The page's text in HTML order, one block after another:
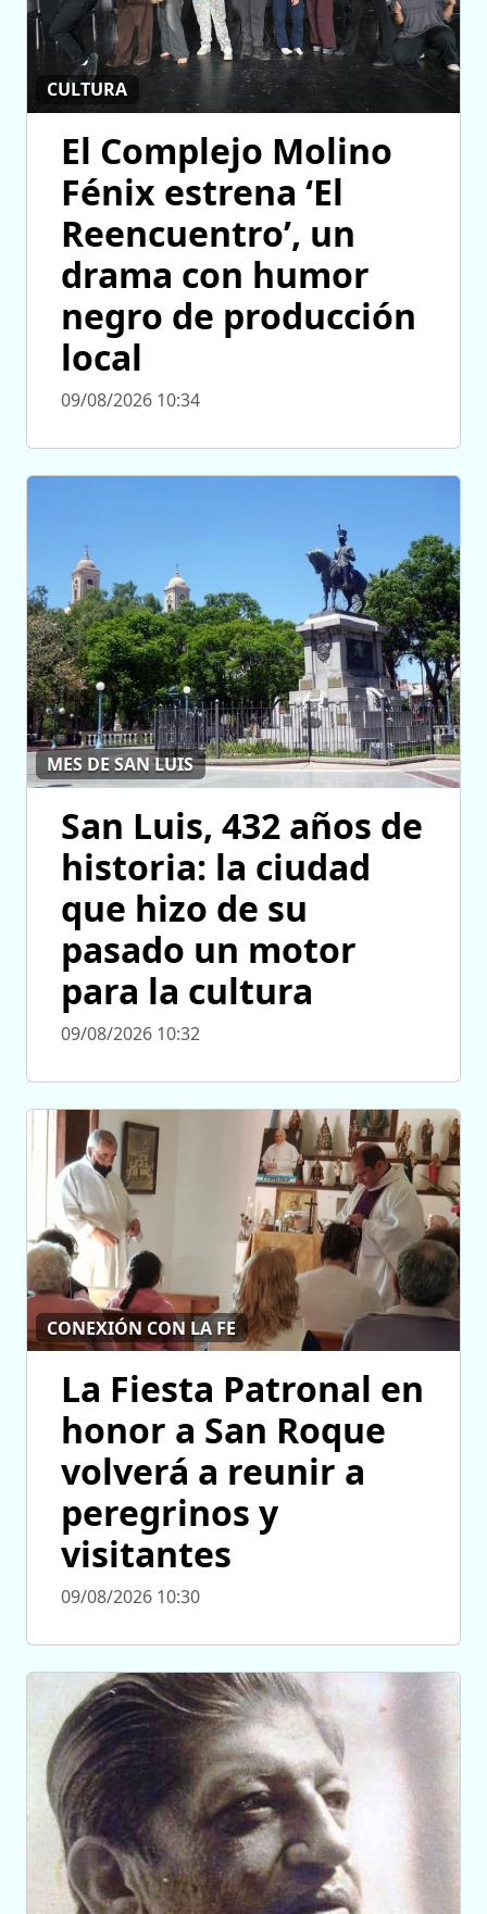
CULTURA
El Complejo Molino
Fénix estrena ‘El
Reencuentro’, un
drama con humor
negro de producción
local
09/08/2026 10:34
MES DE SAN LUIS
San Luis, 432 años de
historia: la ciudad
que hizo de su
pasado un motor
para la cultura
09/08/2026 10:32
CONEXIÓN CON LA FE
La Fiesta Patronal en
honor a San Roque
volverá a reunir a
peregrinos y
visitantes
09/08/2026 10:30